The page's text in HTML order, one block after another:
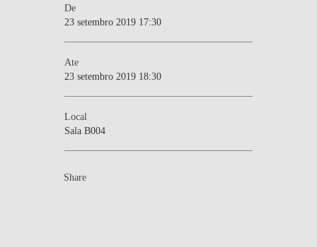
De
23 setembro 2019 17:30
Ate
23 setembro 2019 18:30
Local
Sala B004
Share